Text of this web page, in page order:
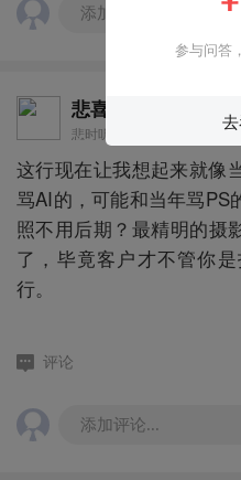
添加评论...
悲喜
这行现在让我想起来就像
骂AI的，可能和当年骂PS
照不用后期？最精明的摄
了，毕竟客户才不管你
行。
评论
添加评论...
参与问答